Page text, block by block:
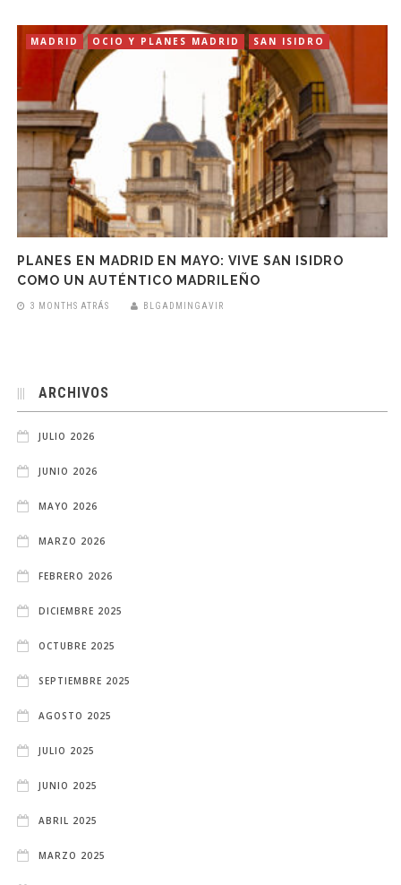
MADRID OCIO Y PLANES MADRID SAN ISIDRO
PLANES EN MADRID EN MAYO: VIVE SAN ISIDRO
COMO UN AUTÉNTICO MADRILEÑO
3 MONTHS ATRÁS BLGADMINGAVIR
ARCHIVOS
JULIO 2026
JUNIO 2026
MAYO 2026
MARZO 2026
FEBRERO 2026
DICIEMBRE 2025
OCTUBRE 2025
SEPTIEMBRE 2025
AGOSTO 2025
JULIO 2025
JUNIO 2025
ABRIL 2025
MARZO 2025